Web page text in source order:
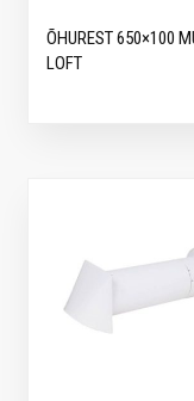
ÕHUREST 650×100
LOFT